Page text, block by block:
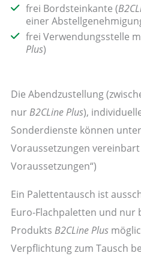
frei Bordsteinkante (
einer
frei Verwendungsstelle
Plus)
Die Abendzustellung
nurB2CLine Plus),
Sonderdienste können
Voraussetzungen
Voraussetzungen“)
Ein Palettentausch ist
Euro-Flachpaletten und nur
Produkts B2CLine Plus
Verpflichtung zum Tausch